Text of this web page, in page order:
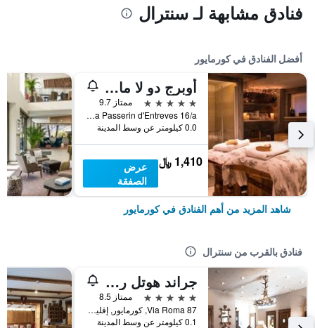
فنادق مشابهة لـ سنترال
أفضل الفنادق في كورمايور
أوبرج دو لا مايزوه
5 نجوم
ممتاز 9.7
Via Passerin d'Entreves 16/a, كورمايور, إقليم فالي دا أوستا, إيطاليا
0.0 كيلومتر عن وسط المدينة
1,410 ﷼
عرض
الصفقة
شاهد المزيد من أهم الفنادق في كورمايور
فنادق بالقرب من سنترال
جراند هوتل رويال إيه جولف
5 نجوم
ممتاز 8.5
Via Roma 87, كورمايور, إقليم فالي دا أوستا, إيطاليا
0.1 كيلومتر عن وسط المدينة